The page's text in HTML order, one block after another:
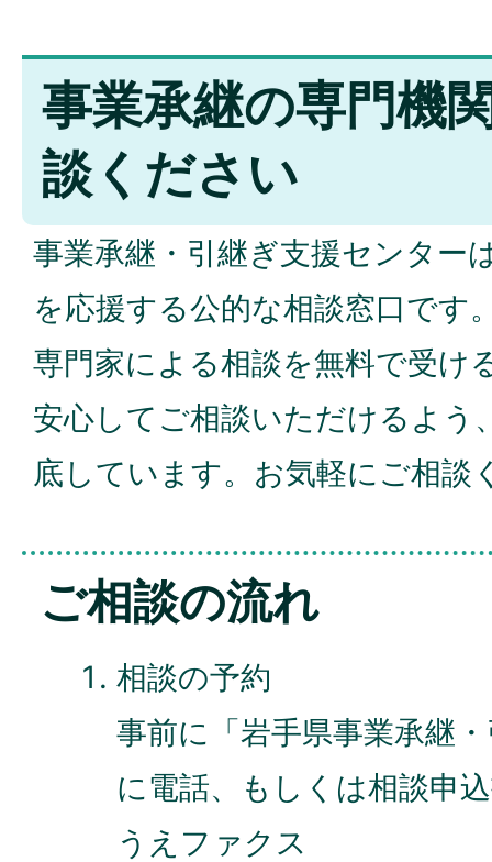
事業承継の専門機
談ください
事業承継・引継ぎ支援センター
を応援する公的な相談窓口です
専門家による相談を無料で受け
安心してご相談いただけるよう
底しています。お気軽にご相談
ご相談の流れ
相談の予約
事前に「岩手県事業承継
に電話、もしくは相談申
うえファクス